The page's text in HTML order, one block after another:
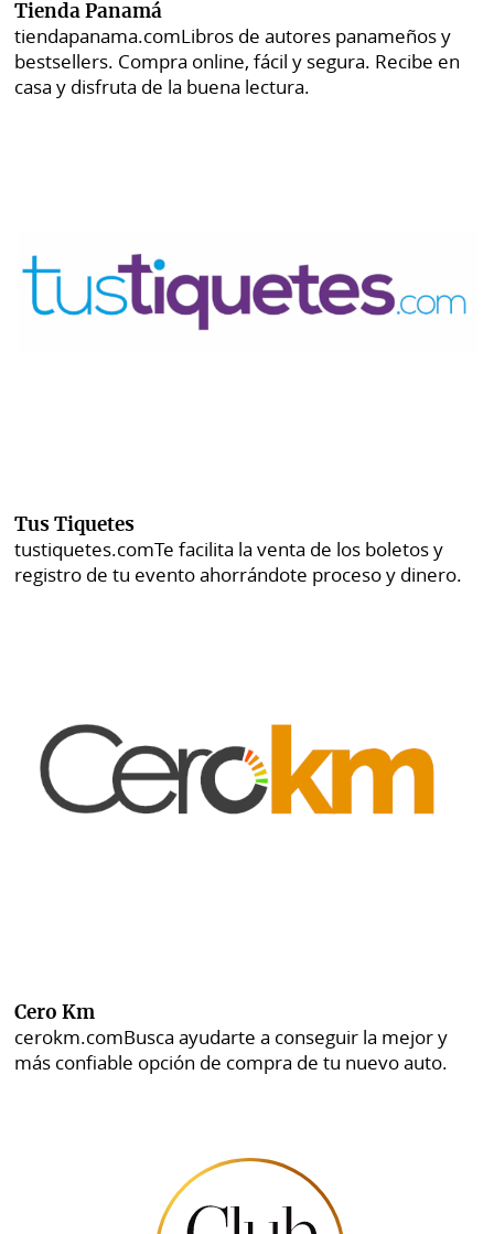
Tienda Panamá
tiendapanama.comLibros de autores panameños y
bestsellers. Compra online, fácil y segura. Recibe en
casa y disfruta de la buena lectura.
Tus Tiquetes
tustiquetes.comTe facilita la venta de los boletos y
registro de tu evento ahorrándote proceso y dinero.
Cero Km
cerokm.comBusca ayudarte a conseguir la mejor y
más confiable opción de compra de tu nuevo auto.